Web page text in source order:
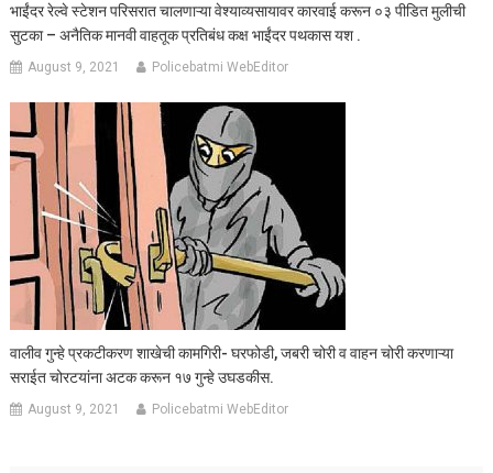
भाईंदर रेल्वे स्टेशन परिसरात चालणाऱ्या वेश्याव्यसायावर कारवाई करून ०३ पीडित मुलीची
सुटका – अनैतिक मानवी वाहतूक प्रतिबंध कक्ष भाईंदर पथकास यश .
August 9, 2021 Policebatmi WebEditor
वालीव गुन्हे प्रकटीकरण शाखेची कामगिरी- घरफोडी, जबरी चोरी व वाहन चोरी करणाऱ्या
सराईत चोरटयांना अटक करून १७ गुन्हे उघडकीस.
August 9, 2021 Policebatmi WebEditor